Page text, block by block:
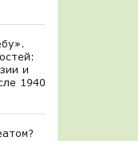
и
1940